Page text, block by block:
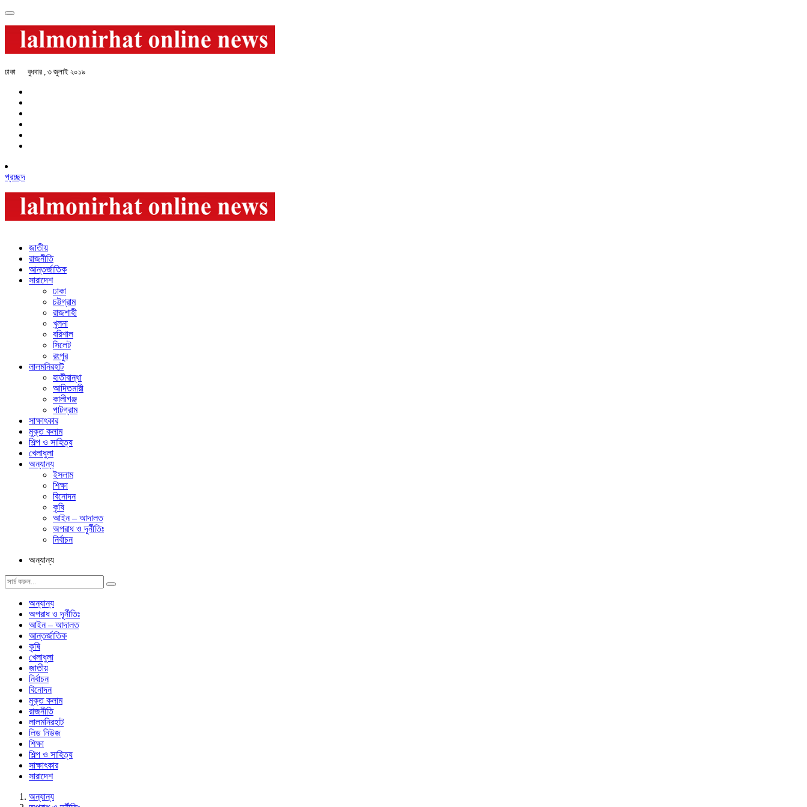
ঢাকা বুধবার , ৩ জুলাই ২০১৯
প্রচ্ছদ
জাতীয়
রাজনীতি
আন্তর্জাতিক
সারাদেশ
ঢাকা
চট্টগ্রাম
রাজশাহী
খুলনা
বরিশাল
সিলেট
রংপুর
লালমনিরহাট
হাতীবান্ধা
আদিতমারী
কালীগঞ্জ
পাটগ্রাম
সাক্ষাৎকার
মুক্ত কলাম
শিল্প ও সাহিত্য
খেলাধুলা
অন্যান্য
ইসলাম
শিক্ষা
বিনোদন
কৃষি
আইন – আদালত
অপরাধ ও দূর্নীতিঃ
নির্বাচন
অন্যান্য
অন্যান্য
অপরাধ ও দূর্নীতিঃ
আইন – আদালত
আন্তর্জাতিক
কৃষি
খেলাধুলা
জাতীয়
নির্বাচন
বিনোদন
মুক্ত কলাম
রাজনীতি
লালমনিরহাট
লিড নিউজ
শিক্ষা
শিল্প ও সাহিত্য
সাক্ষাৎকার
সারাদেশ
অন্যান্য